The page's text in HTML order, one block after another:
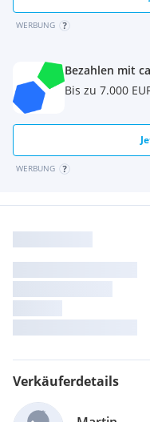
WERBUNG
Bezahlen mit
Bis zu 7.000
WERBUNG
Verkäuferdetails